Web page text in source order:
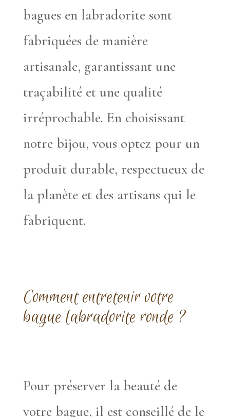
bagues en labradorite sont
fabriquées de manière
artisanale, garantissant une
traçabilité et une qualité
irréprochable. En choisissant
notre bijou, vous optez pour un
produit durable, respectueux de
la planète et des artisans qui le
fabriquent.
Comment entretenir votre
bague labradorite ronde ?
Pour préserver la beauté de
votre bague, il est conseillé de le